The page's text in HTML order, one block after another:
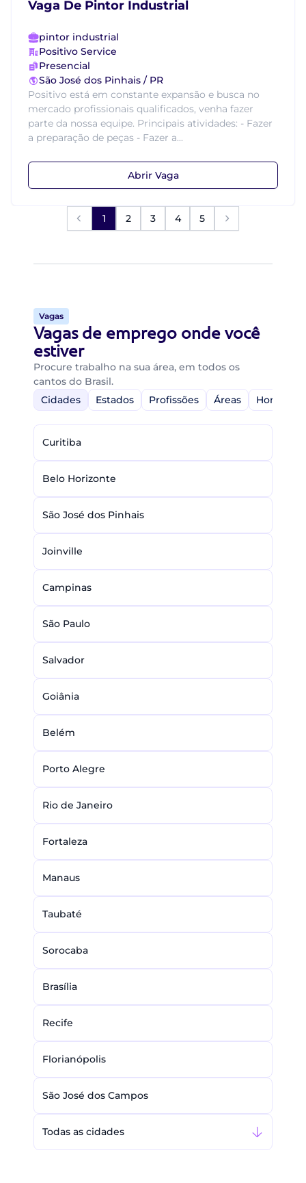
Vaga De Pintor Industrial
pintor industrial
Positivo Service
Presencial
São José dos Pinhais / PR
Positivo está em constante expansão e busca no
mercado profissionais qualificados, venha fazer
parte da nossa equipe. Principais atividades: - Fazer
a preparação de peças - Fazer a...
Abrir Vaga
1 2 3 4 5
Vagas
Vagas de emprego onde você
estiver
Procure trabalho na sua área, em todos os
cantos do Brasil.
Cidades
Estados Profissões Áreas Home-
Curitiba
Belo Horizonte
São José dos Pinhais
Joinville
Campinas
São Paulo
Salvador
Goiânia
Belém
Porto Alegre
Rio de Janeiro
Fortaleza
Manaus
Taubaté
Sorocaba
Brasília
Recife
Florianópolis
São José dos Campos
Todas as cidades